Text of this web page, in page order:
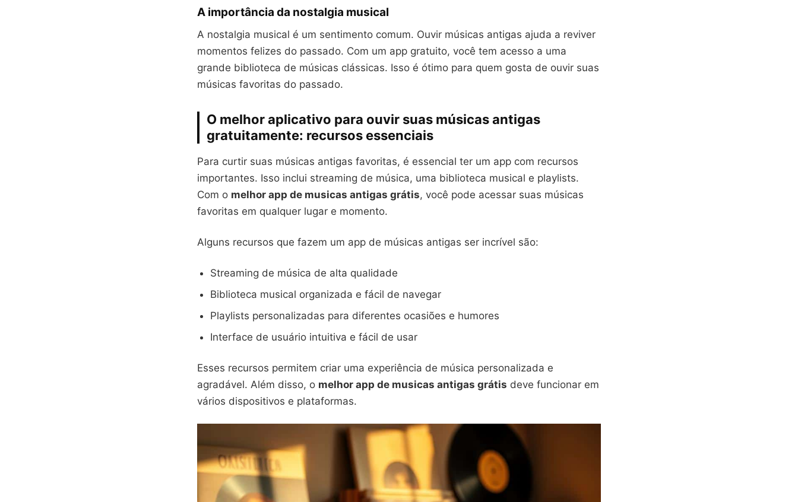
A importância da nostalgia musical
A nostalgia musical é um sentimento comum. Ouvir músicas antigas ajuda a reviver
momentos felizes do passado. Com um app gratuito, você tem acesso a uma
grande biblioteca de músicas clássicas. Isso é ótimo para quem gosta de ouvir suas
músicas favoritas do passado.
O melhor aplicativo para ouvir suas músicas antigas
gratuitamente: recursos essenciais
Para curtir suas músicas antigas favoritas, é essencial ter um app com recursos
importantes. Isso inclui streaming de música, uma biblioteca musical e playlists.
Com o melhor app de musicas antigas grátis, você pode acessar suas músicas
favoritas em qualquer lugar e momento.
Alguns recursos que fazem um app de músicas antigas ser incrível são:
Streaming de música de alta qualidade
Biblioteca musical organizada e fácil de navegar
Playlists personalizadas para diferentes ocasiões e humores
Interface de usuário intuitiva e fácil de usar
Esses recursos permitem criar uma experiência de música personalizada e
agradável. Além disso, o melhor app de musicas antigas grátis deve funcionar em
vários dispositivos e plataformas.